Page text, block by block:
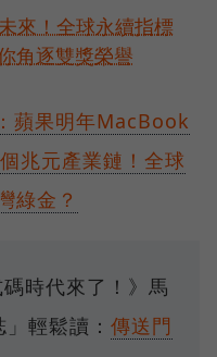
來！全球永續指標
角逐雙獎榮譽
蘋果明年MacBook
兆元產業鏈！全球
綠金？
時代來了！》馬
輕鬆讀： 傳送門